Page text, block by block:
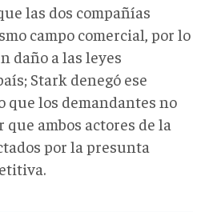
las dos compañías
campo comercial, por lo
daño a las leyes
Stark denegó ese
que los demandantes no
ambos actores de la
por la presunta